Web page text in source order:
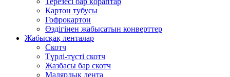
Картон тубусы
Гофрокартон
Өздігінен жабысатын конверттер
Жабысқақ ленталар
Скотч
Түрлі-түсті скотч
Жазбасы бар скотч
Малярлық лента